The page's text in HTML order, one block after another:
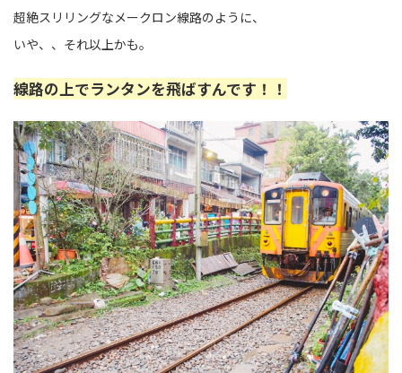
超絶スリリングなメークロン線路のように、
いや、、それ以上かも。
線路の上でランタンを飛ばすんです！！